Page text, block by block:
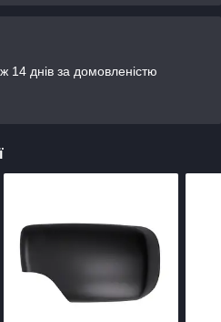
14 днів за домовленістю